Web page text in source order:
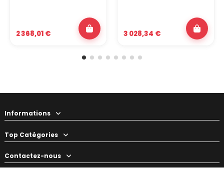
2 368,01 € 3 028,34 €
Informations
Top Catégories
Contactez-nous